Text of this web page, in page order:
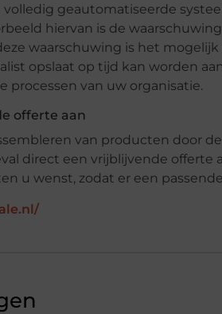
volledig geautomatiseerde
hiervan is de
waarschuwing is het
opslaat op tijd kan worden
van uw organisatie.
offerte aan
van producten door
direct een vrijblijvende offerte
u wenst, zodat er een